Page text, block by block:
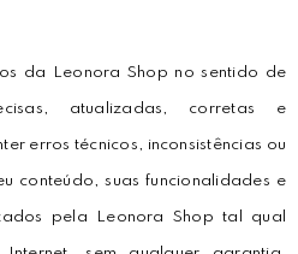
da Leonora Shop no sentido de
atualizadas, corretas e
erros técnicos, inconsistências ou
conteúdo, suas funcionalidades e
pela Leonora Shop tal qual